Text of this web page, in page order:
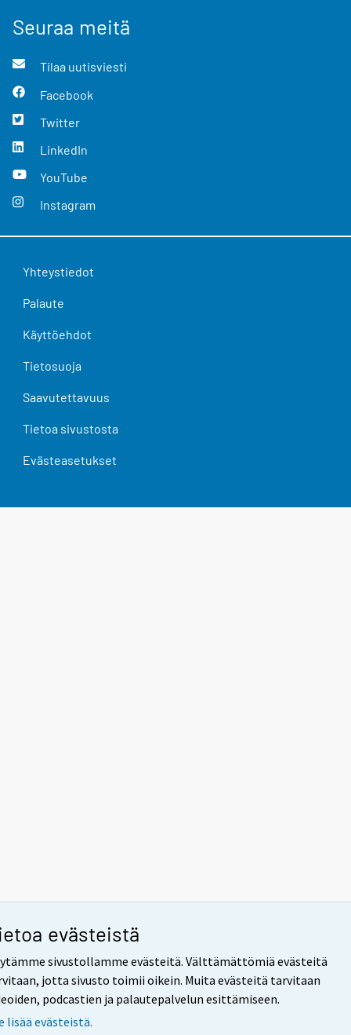
evästeistä
sivustollamme evästeitä. Välttämättömiä evästeitä
jotta sivusto toimii oikein. Muita evästeitä tarvitaan
podcastien ja palautepalvelun esittämiseen.
lisää evästeistä.
Seuraa meitä
Tilaa uutisviesti
Facebook
Twitter
LinkedIn
YouTube
Instagram
Yhteystiedot
Palaute
Käyttöehdot
Tietosuoja
Saavutettavuus
Tietoa sivustosta
Evästeasetukset